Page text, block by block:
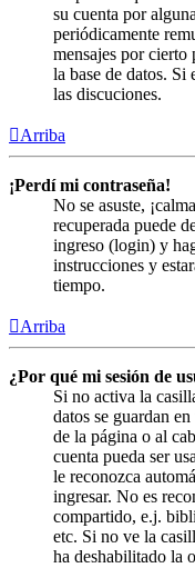
su cuenta por
periódicamente
mensajes por cierto
la base de datos. Si
las discuciones.
Arriba
¡Perdí mi contraseña!
No se asuste,
recuperada puede
ingreso (login) y
instrucciones y
tiempo.
Arriba
¿Por qué mi sesión de
Si no activa la
datos se guardan
de la página o al
cuenta pueda ser
le reconozca
ingresar. No es
compartido, e.j.
etc. Si no ve la
ha deshabilitado la